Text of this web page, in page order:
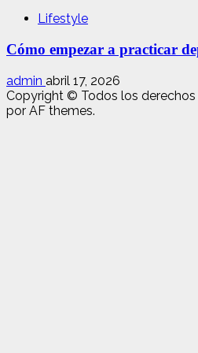
Lifestyle
Cómo empezar a practicar
admin abril 17, 2026
Copyright © Todos los derechos
por AF themes.